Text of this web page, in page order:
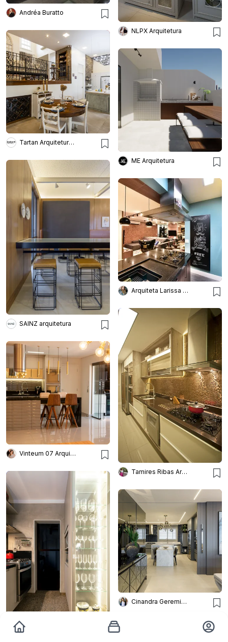
NLPX Arquitetura
Andréa Buratto
Tartan Arquitetura E Urbanismo
ME Arquitetura
SAINZ arquitetura
Arquiteta Larissa Bellinatti
Tamires Ribas Arquitetura
Vinteum 07 Arquitetura e Design
Cinandra Geremia Arquitetura